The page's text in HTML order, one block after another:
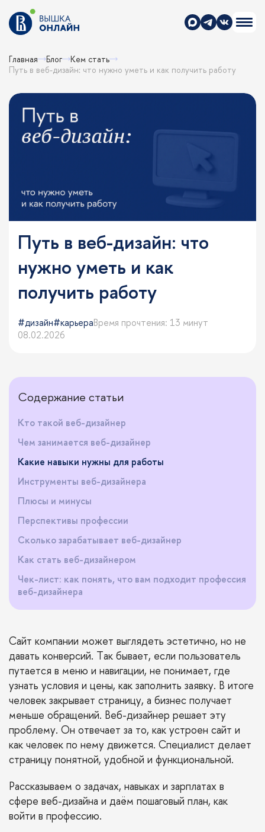
Главная Блог
Кем стать
Путь в веб-дизайн: что нужно уметь и как получить работу
Путь в веб-дизайн: что
нужно уметь и как
получить работу
дизайн карьераВремя прочтения: 13 минут
08.02.2026
Содержание статьи
Кто такой веб-дизайнер
Чем занимается веб-дизайнер
Какие навыки нужны для работы
Инструменты веб-дизайнера
Плюсы и минусы
Перспективы профессии
Сколько зарабатывает веб-дизайнер
Как стать веб-дизайнером
Чек-лист: как понять, что вам подходит профессия
веб-дизайнера
Сайт компании может выглядеть эстетично, но не
давать конверсий. Так бывает, если пользователь
путается в меню и навигации, не понимает, где
узнать условия и цены, как заполнить заявку. В итоге
человек закрывает страницу, а бизнес получает
меньше обращений. Веб-дизайнер решает эту
проблему. Он отвечает за то, как устроен сайт и
как человек по нему движется. Специалист делает
страницу понятной, удобной и функциональной.
Рассказываем о задачах, навыках и зарплатах в
сфере веб-дизайна и даём пошаговый план, как
войти в профессию.